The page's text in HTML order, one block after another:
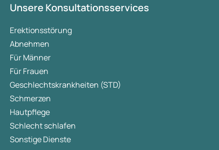
Unsere Konsultationsservices
Erektionsstörung
Abnehmen
Für Männer
Für Frauen
Geschlechtskrankheiten (STD)
Schmerzen
Hautpflege
Schlecht schlafen
Sonstige Dienste